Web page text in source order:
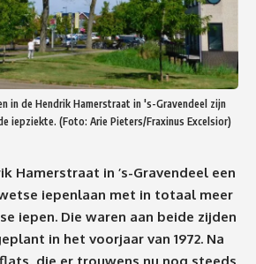
in de Hendrik Hamerstraat in 's-Gravendeel zijn
iepziekte. (Foto: Arie Pieters/Fraxinus Excelsior)
Hamerstraat in ’s-Gravendeel een
iepenlaan met in totaal meer
iepen. Die waren aan beide zijden
in het voorjaar van 1972. Na